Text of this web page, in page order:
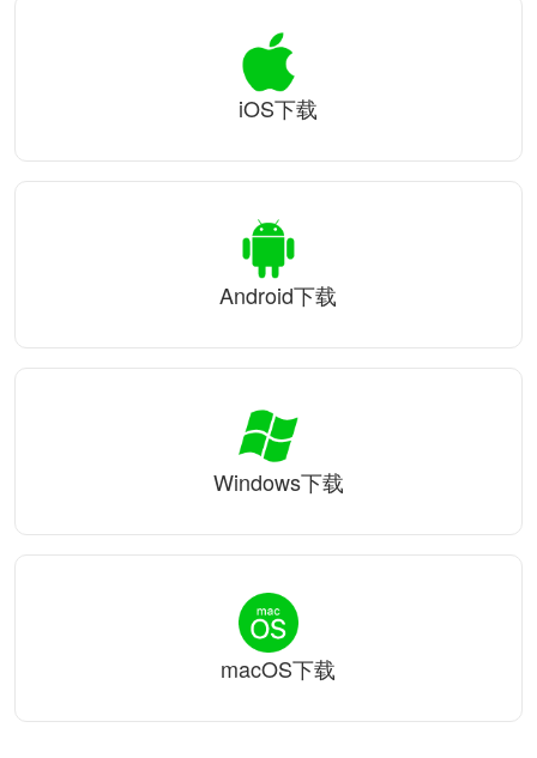
iOS下载
Android下载
Windows下载
macOS下载